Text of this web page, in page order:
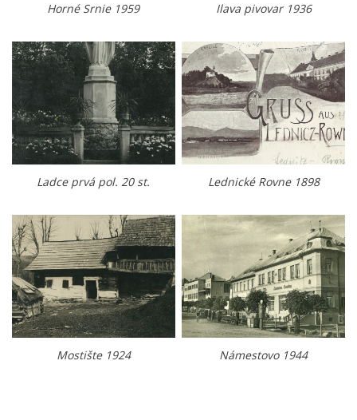
Horné Srnie 1959 Ilava pivovar 1936
Ladce prvá pol. 20 st. Lednické Rovne 1898
Mostište 1924 Námestovo 1944